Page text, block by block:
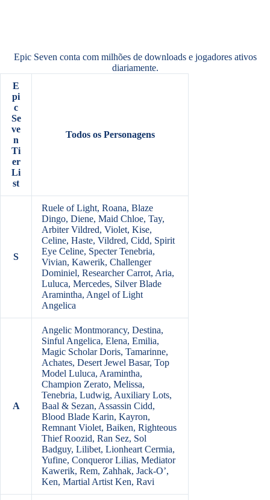
Epic Seven conta com milhões de downloads e jogadores ativos
diariamente.
E
pi
c
Se
ve
n
Ti
er
Li
st
Todos os Personagens
S
Ruele of Light, Roana, Blaze
Dingo, Diene, Maid Chloe, Tay,
Arbiter Vildred, Violet, Kise,
Celine, Haste, Vildred, Cidd, Spirit
Eye Celine, Specter Tenebria,
Vivian, Kawerik, Challenger
Dominiel, Researcher Carrot, Aria,
Luluca, Mercedes, Silver Blade
Aramintha, Angel of Light
Angelica
A
Angelic Montmorancy, Destina,
Sinful Angelica, Elena, Emilia,
Magic Scholar Doris, Tamarinne,
Achates, Desert Jewel Basar, Top
Model Luluca, Aramintha,
Champion Zerato, Melissa,
Tenebria, Ludwig, Auxiliary Lots,
Baal & Sezan, Assassin Cidd,
Blood Blade Karin, Kayron,
Remnant Violet, Baiken, Righteous
Thief Roozid, Ran Sez, Sol
Badguy, Lilibet, Lionheart Cermia,
Yufine, Conqueror Lilias, Mediator
Kawerik, Rem, Zahhak, Jack-O’,
Ken, Martial Artist Ken, Ravi